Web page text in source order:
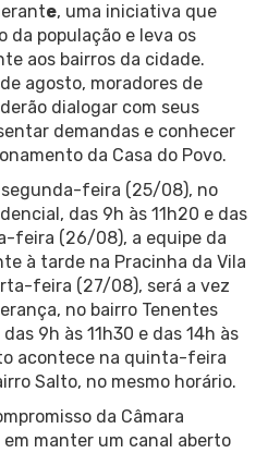
e, uma iniciativa que
da população e leva os
aos bairros da cidade.
agosto, moradores de
dialogar com seus
demandas e conhecer
da Casa do Povo.
feira (25/08), no
das 9h às 11h20 e das
feira (26/08), a equipe da
à tarde na Pracinha da Vila
feira (27/08), será a vez
no bairro Tenentes
9h às 11h30 e das 14h às
acontece na quinta-feira
Salto, no mesmo horário.
da Câmara
manter um canal aberto